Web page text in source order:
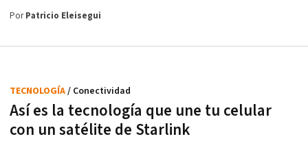
PorPatricio Eleisegui
Así es la tecnología que une tu celular
con un satélite de Starlink
TECNOLOGÍA/ Conectividad